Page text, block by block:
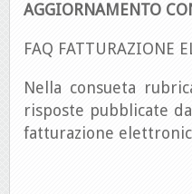
AGGIORNAMENTO
FAQ FATTURAZIONE
Nella consueta
risposte pubblicate
fatturazione